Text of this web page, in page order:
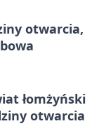
otwarcia,
łomżyński
otwarcia